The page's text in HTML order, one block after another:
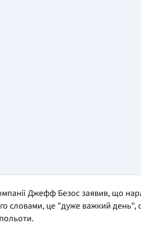
Джефф Безос заявив, що
словами, це "дуже важкий день",